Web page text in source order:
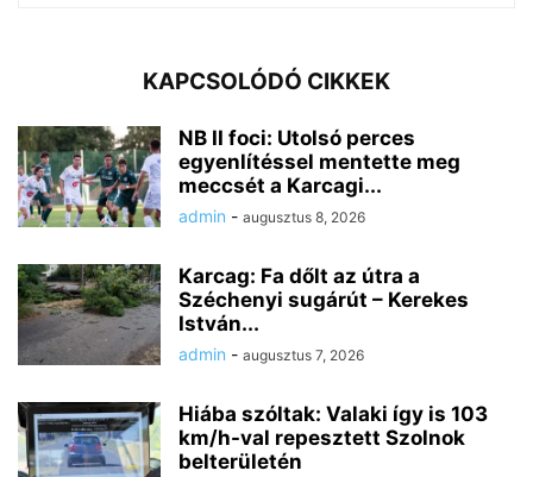
KAPCSOLÓDÓ CIKKEK
NB II foci: Utolsó perces
egyenlítéssel mentette meg
meccsét a Karcagi...
admin - augusztus 8, 2026
Karcag: Fa dőlt az útra a
Széchenyi sugárút – Kerekes
István...
admin - augusztus 7, 2026
Hiába szóltak: Valaki így is 103
km/h-val repesztett Szolnok
belterületén